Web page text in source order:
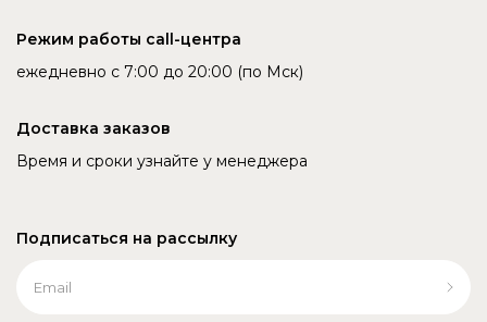
Режим работы call-центра
ежедневно с 7:00 до 20:00 (по Мск)
Доставка заказов
Время и сроки узнайте у менеджера
Подписаться на рассылку